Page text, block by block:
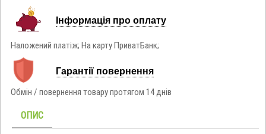
Інформація про оплату
Наложений платіж; На карту ПриватБанк;
Гарантії повернення
Обмін / повернення товару протягом 14 днів
ОПИС